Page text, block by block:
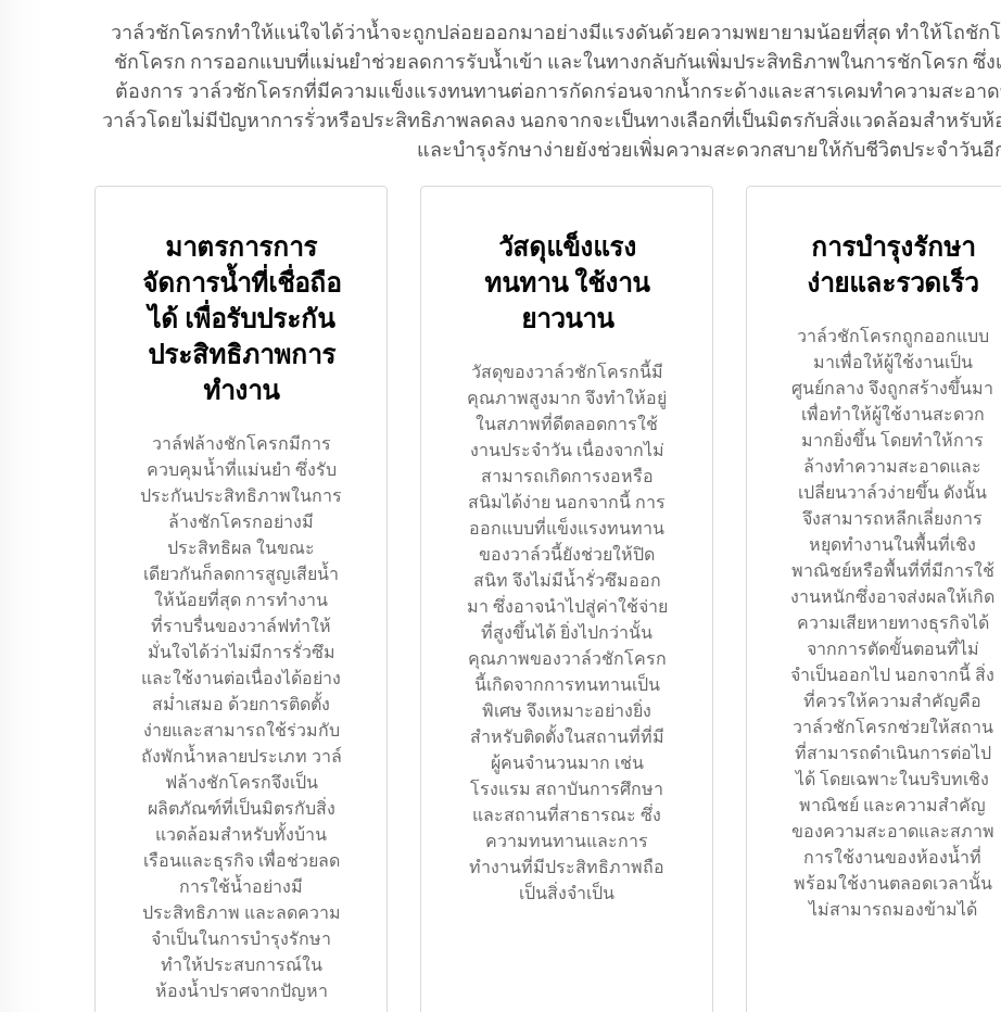
วาล์วชักโครกทำให้แน่ใจได้ว่าน้ำจะถูกปล่อยออกมาอย่างมีแรงดันด้วยความพยายามน้อยที่สุด ทำให้โถชั
ชักโครก การออกแบบที่แม่นยำช่วยลดการรับน้ำเข้า และในทางกลับกันเพิ่มประสิทธิภาพในการชักโครก ซึ่
ต้องการ วาล์วชักโครกที่มีความแข็งแรงทนทานต่อการกัดกร่อนจากน้ำกระด้างและสารเคมทำความสะอา
วาล์วโดยไม่มีปัญหาการรั่วหรือประสิทธิภาพลดลง นอกจากจะเป็นทางเลือกที่เป็นมิตรกับสิ่งแวดล้อมสำหรั
และบำรุงรักษาง่ายยังช่วยเพิ่มความสะดวกสบายให้กับชีวิตประจำวันอี
มาตรการการ
จัดการน้ำที่เชื่อถือ
ได้ เพื่อรับประกัน
ประสิทธิภาพการ
ทำงาน
วาล์ฟล้างชักโครกมีการ
ควบคุมน้ำที่แม่นยำ ซึ่งรับ
ประกันประสิทธิภาพในการ
ล้างชักโครกอย่างมี
ประสิทธิผล ในขณะ
เดียวกันก็ลดการสูญเสียน้ำ
ให้น้อยที่สุด การทำงาน
ที่ราบรื่นของวาล์ฟทำให้
มั่นใจได้ว่าไม่มีการรั่วซึม
และใช้งานต่อเนื่องได้อย่าง
สม่ำเสมอ ด้วยการติดตั้ง
ง่ายและสามารถใช้ร่วมกับ
ถังพักน้ำหลายประเภท วาล์
ฟล้างชักโครกจึงเป็น
ผลิตภัณฑ์ที่เป็นมิตรกับสิ่ง
แวดล้อมสำหรับทั้งบ้าน
เรือนและธุรกิจ เพื่อช่วยลด
การใช้น้ำอย่างมี
ประสิทธิภาพ และลดความ
จำเป็นในการบำรุงรักษา
ทำให้ประสบการณ์ใน
ห้องน้ำปราศจากปัญหา
วัสดุแข็งแรง
ทนทาน ใช้งาน
ยาวนาน
วัสดุของวาล์วชักโครกนี้มี
คุณภาพสูงมาก จึงทำให้อยู่
ในสภาพที่ดีตลอดการใช้
งานประจำวัน เนื่องจากไม่
สามารถเกิดการงอหรือ
สนิมได้ง่าย นอกจากนี้ การ
ออกแบบที่แข็งแรงทนทาน
ของวาล์วนี้ยังช่วยให้ปิด
สนิท จึงไม่มีน้ำรั่วซึมออก
มา ซึ่งอาจนำไปสู่ค่าใช้จ่าย
ที่สูงขึ้นได้ ยิ่งไปกว่านั้น
คุณภาพของวาล์วชักโครก
นี้เกิดจากการทนทานเป็น
พิเศษ จึงเหมาะอย่างยิ่ง
สำหรับติดตั้งในสถานที่ที่มี
ผู้คนจำนวนมาก เช่น
โรงแรม สถาบันการศึกษา
และสถานที่สาธารณะ ซึ่ง
ความทนทานและการ
ทำงานที่มีประสิทธิภาพถือ
เป็นสิ่งจำเป็น
การบำรุงรักษา
ง่ายและรวดเร็ว
วาล์วชักโครกถูกออกแบบ
มาเพื่อให้ผู้ใช้งานเป็น
ศูนย์กลาง จึงถูกสร้างขึ้นมา
เพื่อทำให้ผู้ใช้งานสะดวก
มากยิ่งขึ้น โดยทำให้การ
ล้างทำความสะอาดและ
เปลี่ยนวาล์วง่ายขึ้น ดังนั้น
จึงสามารถหลีกเลี่ยงการ
หยุดทำงานในพื้นที่เชิง
พาณิชย์หรือพื้นที่ที่มีการใช้
งานหนักซึ่งอาจส่งผลให้เกิด
ความเสียหายทางธุรกิจได้
จากการตัดขั้นตอนที่ไม่
จำเป็นออกไป นอกจากนี้ สิ่ง
ที่ควรให้ความสำคัญคือ
วาล์วชักโครกช่วยให้สถาน
ที่สามารถดำเนินการต่อไป
ได้ โดยเฉพาะในบริบทเชิง
พาณิชย์ และความสำคัญ
ของความสะอาดและสภาพ
การใช้งานของห้องน้ำที่
พร้อมใช้งานตลอดเวลานั้น
ไม่สามารถมองข้ามได้